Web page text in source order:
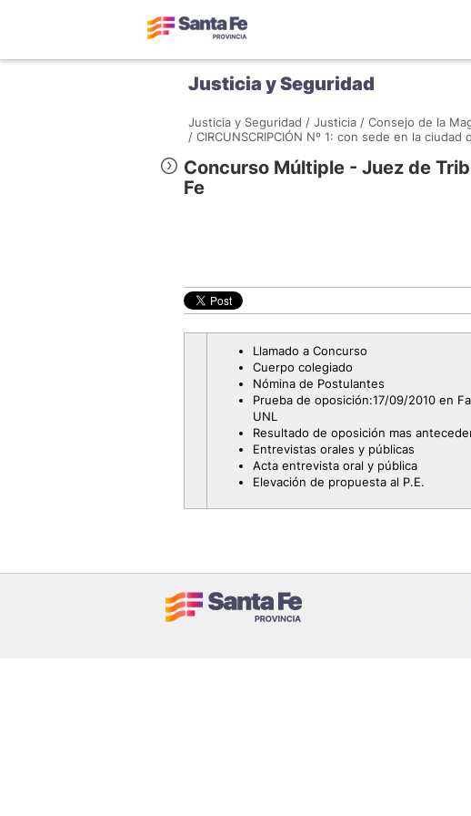
Justicia y Seguridad
Justicia y Seguridad / Justicia / Consejo de la
/ CIRCUNSCRIPCIÓN Nº 1: con sede en la ciudad
Concurso Múltiple - Juez de
Fe
Llamado a Concurso
Cuerpo colegiado
Nómina de Postulantes
Prueba de oposición:17/09/2010 en
UNL
Resultado de oposición mas
Entrevistas orales y públicas
Acta entrevista oral y pública
Elevación de propuesta al P.E.